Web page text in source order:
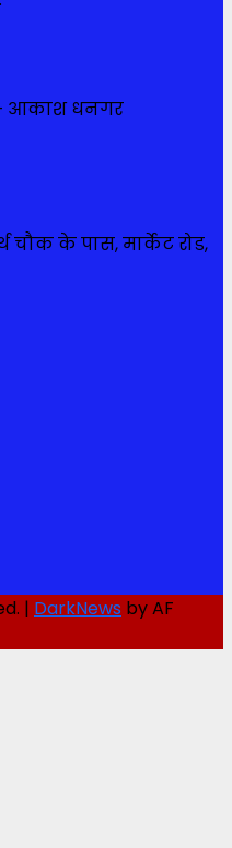
आकाश धनगर
चौक के पास, मार्केट रोड,
| DarkNews by AF